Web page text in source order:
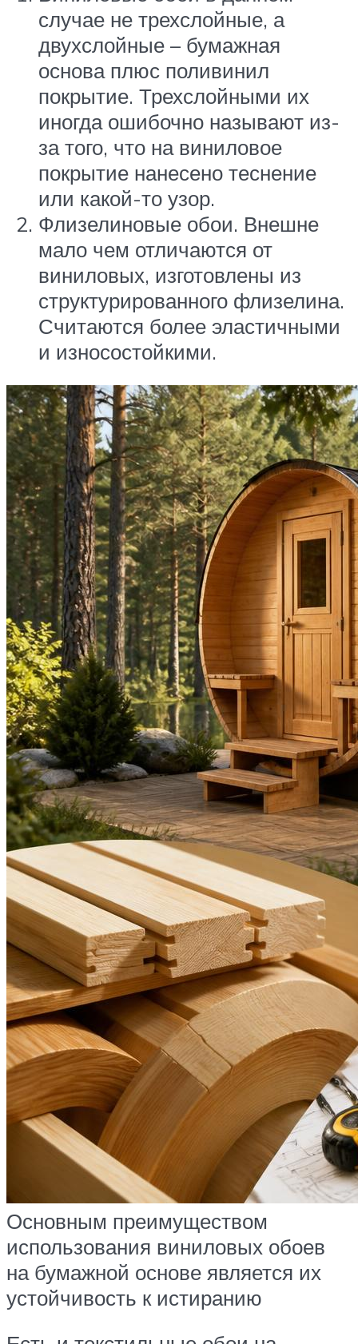
случае не трехслойные, а
двухслойные – бумажная
основа плюс поливинил
покрытие. Трехслойными их
иногда ошибочно называют из-
за того, что на виниловое
покрытие нанесено теснение
или какой-то узор.
Флизелиновые обои. Внешне
мало чем отличаются от
виниловых, изготовлены из
структурированного флизелина.
Считаются более эластичными
и износостойкими.
Основным преимуществом
использования виниловых обоев
на бумажной основе является их
устойчивость к истиранию